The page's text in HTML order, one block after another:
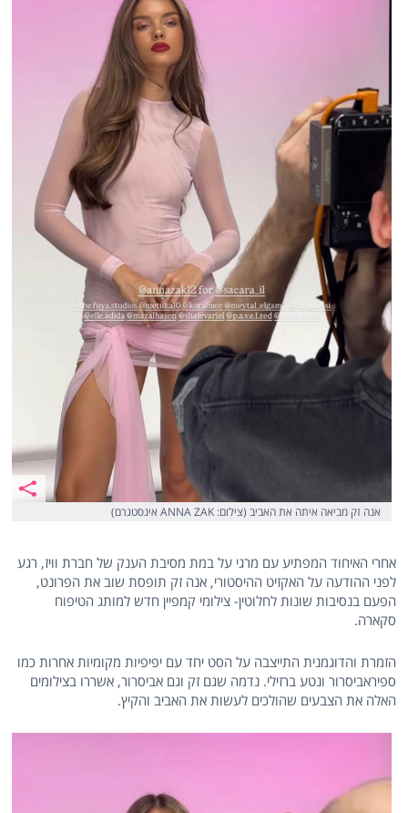
אנה זק מביאה איתה את האביב (צילום: ANNA ZAK אינסטגרם)
אחרי האיחוד המפתיע עם מרגי על במת מסיבת הענק של חברת וויז, רגע
לפני ההודעה על האקזיט ההיסטורי, אנה זק תופסת שוב את הפרונט,
הפעם בנסיבות שונות לחלוטין- צילומי קמפיין חדש למותג הטיפוח
סקארה.
הזמרת והדוגמנית התייצבה על הסט יחד עם יפיפיות מקומיות אחרות כמו
ספיראביסרור ונטע ברזילי. נדמה שגם זק וגם אביסרור, אשררו בצילומים
האלה את הצבעים שהולכים לעשות את האביב והקיץ.